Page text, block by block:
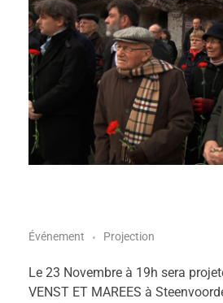
A
S
Événement Projection
Le 23 Novembre à 19h sera
VENST ET MAREES à